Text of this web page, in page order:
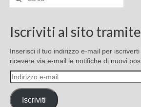
Iscriviti al sito
Inserisci il tuo indirizzo e-mail per
ricevere via e-mail le notifiche di nuovi
Indirizzo
e-
mail
Iscriviti